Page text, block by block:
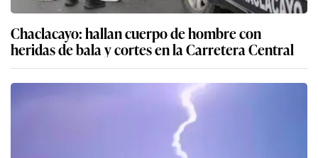
Chaclacayo: hallan cuerpo de hombre con
heridas de bala y cortes en la Carretera Central